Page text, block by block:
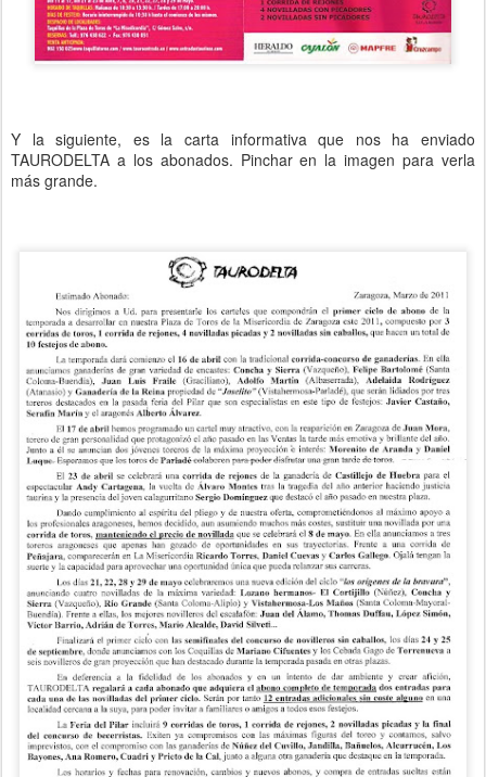
Y la siguiente, es la carta informativa que nos ha enviado
TAURODELTA a los abonados. Pinchar en la imagen para verla
más grande.